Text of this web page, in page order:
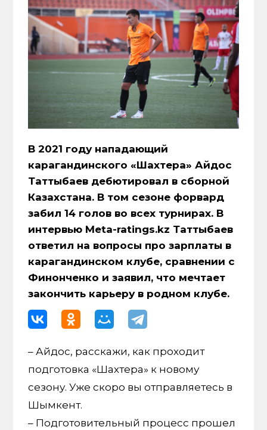
В 2021 году нападающий
карагандинского «Шахтера» Айдос
Таттыбаев дебютировал в сборной
Казахстана. В том сезоне форвард
забил 14 голов во всех турнирах. В
интервью Meta-ratings.kz Таттыбаев
ответил на вопросы про зарплаты в
карагандинском клубе, сравнении с
Финонченко и заявил, что мечтает
закончить карьеру в родном клубе.
– Айдос, расскажи, как проходит
подготовка «Шахтера» к новому
сезону. Уже скоро вы отправляетесь в
Шымкент.
– Подготовительный процесс прошел